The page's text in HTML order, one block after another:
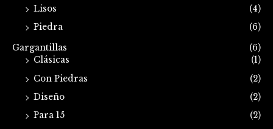
Lisos
(4)
Piedra
(6)
Gargantillas
(6)
Clásicas
(1)
Con Piedras
(2)
Diseño
(2)
Para 15
(2)